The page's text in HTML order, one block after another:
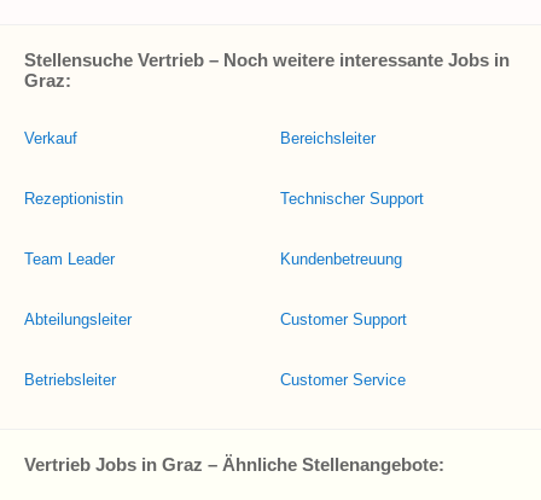
Stellensuche Vertrieb – Noch weitere interessante Jobs in
Graz:
Verkauf
Rezeptionistin
Team Leader
Abteilungsleiter
Betriebsleiter
Bereichsleiter
Technischer Support
Kundenbetreuung
Customer Support
Customer Service
Vertrieb Jobs in Graz – Ähnliche Stellenangebote: